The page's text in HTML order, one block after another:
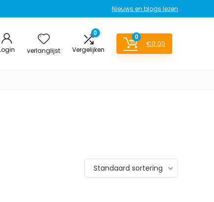
Nieuws en blogs lezen
verlanglijst
0
Vergelijken
0
€0.00
Standaard sortering